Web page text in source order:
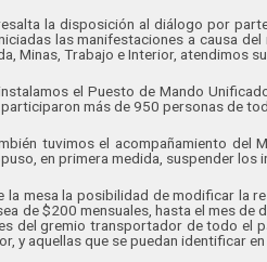
la disposición al diálogo por
las manifestaciones a causa
Minas, Trabajo e Interior, atendimos
el Puesto de Mando
más de 950 personas de
tuvimos el acompañamiento del
en primera medida, suspender los
la mesa la posibilidad de modificar la
de $200 mensuales, hasta el mes
del gremio transportador de todo el
y aquellas que se puedan identificar